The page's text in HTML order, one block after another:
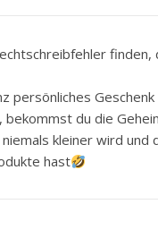
finden,
persönliches Geschenk
du die
kleiner wird und
hast